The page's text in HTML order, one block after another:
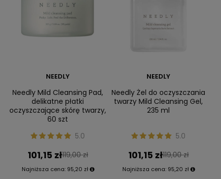
NEEDLY
Needly Mild Cleansing Pad,
delikatne płatki
oczyszczające skórę twarzy,
60 szt
5.0
101,15 zł119,00 zł
Najniższa cena: 95,20 zł
NEEDLY
Needly Żel do oczyszczania
twarzy Mild Cleansing Gel,
235 ml
5.0
101,15 zł119,00 zł
Najniższa cena: 95,20 zł